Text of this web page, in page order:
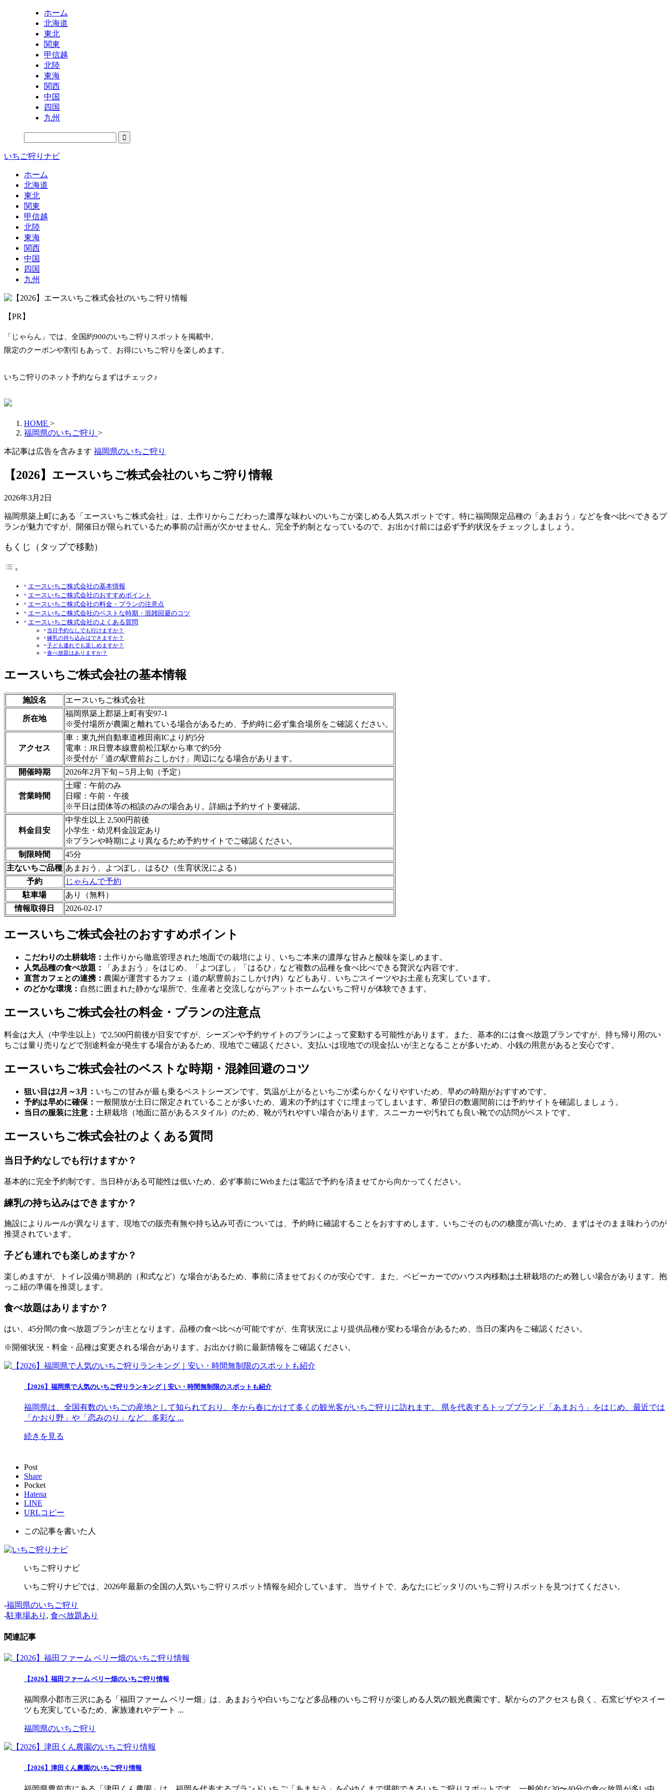
ホーム
北海道
東北
関東
甲信越
北陸
東海
関西
中国
四国
九州
いちご狩りナビ
ホーム
北海道
東北
関東
甲信越
北陸
東海
関西
中国
四国
九州
【PR】
「じゃらん」では、全国約900のいちご狩りスポットを掲載中。
限定のクーポンや割引もあって、お得にいちご狩りを楽しめます。
いちご狩りのネット予約ならまずはチェック♪
HOME >
福岡県のいちご狩り >
本記事は広告を含みます 福岡県のいちご狩り
【2026】エースいちご株式会社のいちご狩り情報
2026年3月2日
福岡県築上町にある「エースいちご株式会社」は、土作りからこだわった濃厚な味わいのいちごが楽しめる人気スポットです。特に福岡限定品種の「あまおう」などを食べ比べできるプ
ランが魅力ですが、開催日が限られているため事前の計画が欠かせません。完全予約制となっているので、お出かけ前には必ず予約状況をチェックしましょう。
もくじ（タップで移動）
エースいちご株式会社の基本情報
エースいちご株式会社のおすすめポイント
エースいちご株式会社の料金・プランの注意点
エースいちご株式会社のベストな時期・混雑回避のコツ
エースいちご株式会社のよくある質問
当日予約なしでも行けますか？
練乳の持ち込みはできますか？
子ども連れでも楽しめますか？
食べ放題はありますか？
エースいちご株式会社の基本情報
施設名 エースいちご株式会社
所在地
福岡県築上郡築上町有安97-1
※受付場所が農園と離れている場合があるため、予約時に必ず集合場所をご確認ください。
アクセス
車：東九州自動車道椎田南ICより約5分
電車：JR日豊本線豊前松江駅から車で約5分
※受付が「道の駅豊前おこしかけ」周辺になる場合があります。
開催時期
2026年2月下旬～5月上旬（予定）
営業時間
土曜：午前のみ
日曜：午前・午後
※平日は団体等の相談のみの場合あり。詳細は予約サイト要確認。
料金目安
中学生以上 2,500円前後
小学生・幼児料金設定あり
※プランや時期により異なるため予約サイトでご確認ください。
制限時間
45分
主ないちご品種 あまおう、よつぼし、はるひ（生育状況による）
予約
じゃらんで予約
駐車場
あり（無料）
情報取得日
2026-02-17
エースいちご株式会社のおすすめポイント
こだわりの土耕栽培： 土作りから徹底管理された地面での栽培により、いちご本来の濃厚な甘みと酸味を楽しめます。
人気品種の食べ放題：
「あまおう」をはじめ、「よつぼし」「はるひ」など複数の品種を食べ比べできる贅沢な内容です。
直営カフェとの連携： 農園が運営するカフェ（道の駅豊前おこしかけ内）などもあり、いちごスイーツやお土産も充実しています。
のどかな環境： 自然に囲まれた静かな場所で、生産者と交流しながらアットホームないちご狩りが体験できます。
エースいちご株式会社の料金・プランの注意点
料金は大人（中学生以上）で2,500円前後が目安ですが、シーズンや予約サイトのプランによって変動する可能性があります。また、基本的には食べ放題プランですが、持ち帰り用のい
ちごは量り売りなどで別途料金が発生する場合があるため、現地でご確認ください。支払いは現地での現金払いが主となることが多いため、小銭の用意があると安心です。
エースいちご株式会社のベストな時期・混雑回避のコツ
狙い目は2月～3月： いちごの甘みが最も乗るベストシーズンです。気温が上がるといちごが柔らかくなりやすいため、早めの時期がおすすめです。
予約は早めに確保： 一般開放が土日に限定されていることが多いため、週末の予約はすぐに埋まってしまいます。希望日の数週間前には予約サイトを確認しましょう。
当日の服装に注意： 土耕栽培（地面に苗があるスタイル）のため、靴が汚れやすい場合があります。スニーカーや汚れても良い靴での訪問がベストです。
エースいちご株式会社のよくある質問
当日予約なしでも行けますか？
基本的に完全予約制です。当日枠がある可能性は低いため、必ず事前にWebまたは電話で予約を済ませてから向かってください。
練乳の持ち込みはできますか？
施設によりルールが異なります。現地での販売有無や持ち込み可否については、予約時に確認することをおすすめします。いちごそのものの糖度が高いため、まずはそのまま味わうのが
推奨されています。
子ども連れでも楽しめますか？
楽しめますが、トイレ設備が簡易的（和式など）な場合があるため、事前に済ませておくのが安心です。また、ベビーカーでのハウス内移動は土耕栽培のため難しい場合があります。抱
っこ紐の準備を推奨します。
食べ放題はありますか？
はい、45分間の食べ放題プランが主となります。品種の食べ比べが可能ですが、生育状況により提供品種が変わる場合があるため、当日の案内をご確認ください。
※開催状況・料金・品種は変更される場合があります。お出かけ前に最新情報をご確認ください。
【2026】福岡県で人気のいちご狩りランキング｜安い・時間無制限のスポットも紹介
福岡県は、全国有数のいちごの産地として知られており、冬から春にかけて多くの観光客がいちご狩りに訪れます。 県を代表するトップブランド「あまおう」をはじめ、最近では
「かおり野」や「恋みのり」など、多彩な ...
続きを見る
Post
Share
Pocket
Hatena
LINE
URLコピー
この記事を書いた人
いちご狩りナビ
いちご狩りナビでは、2026年最新の全国の人気いちご狩りスポット情報を紹介しています。 当サイトで、あなたにピッタリのいちご狩りスポットを見つけてください。
-福岡県のいちご狩り
-駐車場あり , 食べ放題あり
関連記事
【2026】福田ファーム ベリー畑のいちご狩り情報
福岡県小郡市三沢にある「福田ファーム ベリー畑」は、あまおうや白いちごなど多品種のいちご狩りが楽しめる人気の観光農園です。駅からのアクセスも良く、石窯ピザやスイー
ツも充実しているため、家族連れやデート ...
福岡県のいちご狩り
【2026】津田くん農園のいちご狩り情報